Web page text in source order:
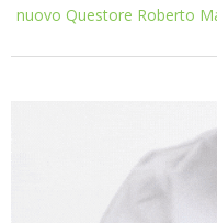
nuovo Questore Roberto